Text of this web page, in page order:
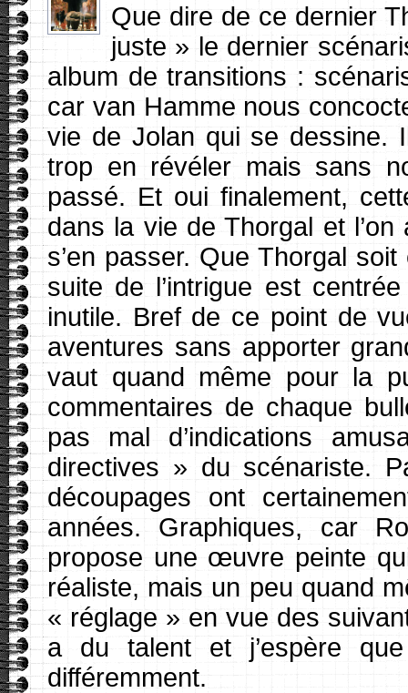
Que dire de ce dernier
juste » le dernier
album de transitions :
car van Hamme nous
vie de Jolan qui se dessine.
trop en révéler mais sans
passé. Et oui finalement,
dans la vie de Thorgal et
s’en passer. Que Thorgal
suite de l’intrigue est
inutile. Bref de ce point de
aventures sans apporter
vaut quand même pour la
commentaires de chaque
pas mal d’indications
directives » du scénariste.
découpages ont
années. Graphiques, car
propose une œuvre peinte
réaliste, mais un peu quand
« réglage » en vue des
a du talent et j’espère
différemment.